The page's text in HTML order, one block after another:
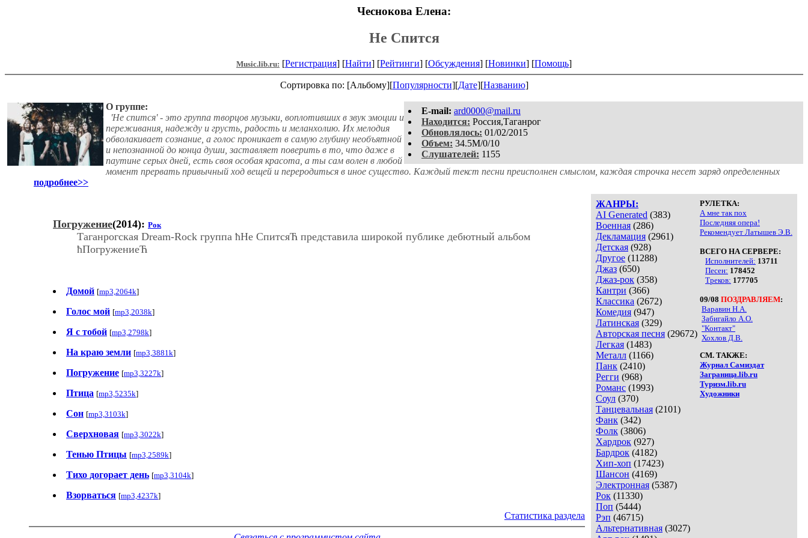
Чеснокова Елена:
Не Спится
Music.lib.ru: [Регистрация] [Найти] [Рейтинги] [Обсуждения] [Новинки] [Помощь]
Сортировка по: [Альбому][Популярности][Дате][Названию]
E-mail: ard0000@mail.ru
Находится: Россия,Таганрог
Обновлялось: 01/02/2015
Объем: 34.5M/0/10
Слушателей: 1155
О группе:
'Не спится' - это группа творцов музыки, воплотивших в звук эмоции и
переживания, надежду и грусть, радость и меланхолию. Их мелодия
обволакивает сознание, а голос проникает в самую глубину необъятной
и непознанной до конца души, заставляет поверить в то, что даже в
паутине серых дней, есть своя особая красота, а ты сам волен в любой
момент прервать привычный ход вещей и переродиться в иное существо. Каждый текст песни преисполнен смыслом, каждая строчка несет заряд определенных
подробнее>>
ЖАНРЫ:
AI Generated (383)
Военная (286)
Декламация (2961)
Детская (928)
Другое (11288)
Джаз (650)
Джаз-рок (358)
Кантри (366)
Классика (2672)
Комедия (947)
Латинская (329)
Авторская песня (29672)
Легкая (1483)
Металл (1166)
Панк (2410)
Регги (968)
Романс (1993)
Соул (370)
Танцевальная (2101)
Фанк (342)
Фолк (3806)
Хардрок (927)
Бардрок (4182)
Хип-хоп (17423)
Шансон (4169)
Электронная (5387)
Рок (11330)
Поп (5444)
Рэп (46715)
Альтернативная (3027)
РУЛЕТКА:
А мне так пох
Последняя опера!
Рекомендует Латышев Э.В.
ВСЕГО НА СЕРВЕРЕ:
Исполнителей: 13711
Песен: 178452
Треков: 177705
09/08 ПОЗДРАВЛЯЕМ:
Варавин Н.А.
Забигайло А.О.
"Контакт"
Хохлов Д.В.
СМ. ТАКЖЕ:
Журнал Самиздат
Заграница.lib.ru
Туризм.lib.ru
Художники
Погружение(2014): Рок
Таганрогская Dream-Rock группа ћНе СпитсяЋ представила широкой публике дебютный альбом
ћПогружениеЋ
Домой [mp3,2064k]
Голос мой [mp3,2038k]
Я с тобой [mp3,2798k]
На краю земли [mp3,3881k]
Погружение [mp3,3227k]
Птица [mp3,5235k]
Сон [mp3,3103k]
Сверхновая [mp3,3022k]
Тенью Птицы [mp3,2589k]
Тихо догорает день [mp3,3104k]
Взорваться [mp3,4237k]
Статистика раздела